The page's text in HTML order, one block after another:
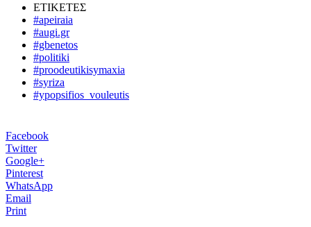
ΕΤΙΚΕΤΕΣ
#apeiraia
#augi.gr
#gbenetos
#politiki
#proodeutikisymaxia
#syriza
#ypopsifios_vouleutis
Facebook
Twitter
Google+
Pinterest
WhatsApp
Email
Print